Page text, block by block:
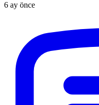
6 ay önce